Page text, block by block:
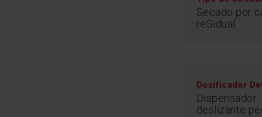
Secado por
reSidual
Dosificador
Dispensador
deslizante